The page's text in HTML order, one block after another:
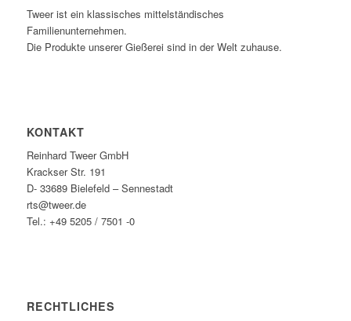
Tweer ist ein klassisches mittelständisches
Familienunternehmen.
Die Produkte unserer Gießerei sind in der Welt zuhause.
KONTAKT
Reinhard Tweer GmbH
Krackser Str. 191
D- 33689 Bielefeld – Sennestadt
rts@tweer.de
Tel.: +49 5205 / 7501 -0
RECHTLICHES